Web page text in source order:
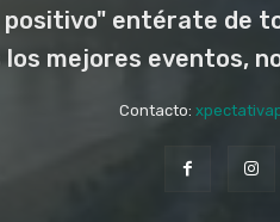
entérate de
mejores eventos,
Contacto: